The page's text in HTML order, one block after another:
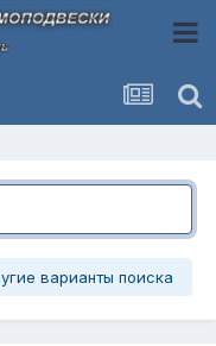
варианты поиска